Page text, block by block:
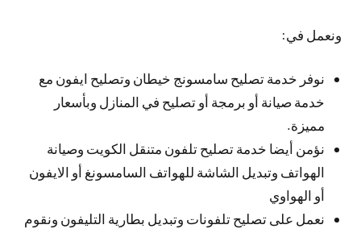
ونعمل في:
نوفر خدمة تصليح سامسونج خيطان وتصليح ايفون مع
خدمة صيانة أو برمجة أو تصليح في المنازل وبأسعار
مميزة.
نؤمن أيضا خدمة تصليح تلفون متنقل الكويت وصيانة
الهواتف وتبديل الشاشة للهواتف السامسونغ أو الايفون
أو الهواوي
نعمل على تصليح تلفونات وتبديل بطارية التليفون ونقوم